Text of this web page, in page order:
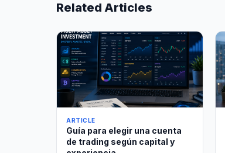
Related Articles
ARTICLE
Guía para elegir una cuenta
de trading según capital y